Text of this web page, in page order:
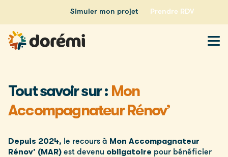
Simuler mon projet Prendre RDV
Tout savoir sur : Mon
Accompagnateur Rénov’
Depuis 2024, le recours à Mon Accompagnateur
Rénov’ (MAR) est devenu obligatoire pour bénéficier